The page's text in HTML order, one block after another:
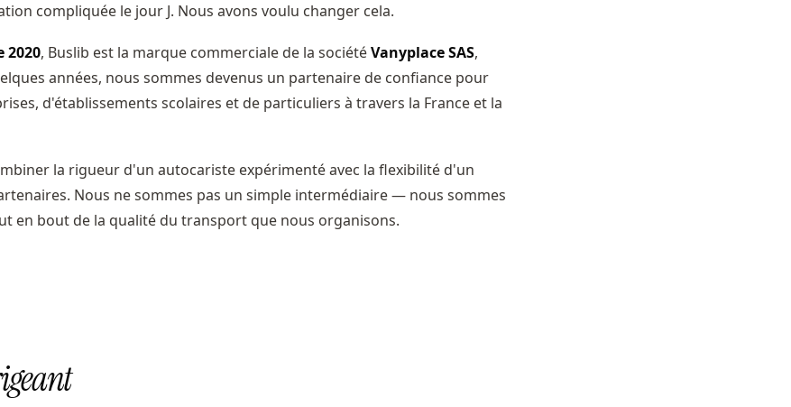
compliquée le jour J. Nous avons voulu changer cela.
2020, Buslib est la marque commerciale de la sociétéVanyplace SAS,
années, nous sommes devenus un partenaire de confiance pour
d'établissements scolaires et de particuliers à travers la France et la
la rigueur d'un autocariste expérimenté avec la flexibilité d'un
Nous ne sommes pas un simple intermédiaire — nous sommes
en bout de la qualité du transport que nous organisons.